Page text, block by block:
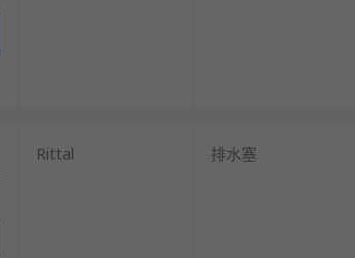
Rittal 排水塞